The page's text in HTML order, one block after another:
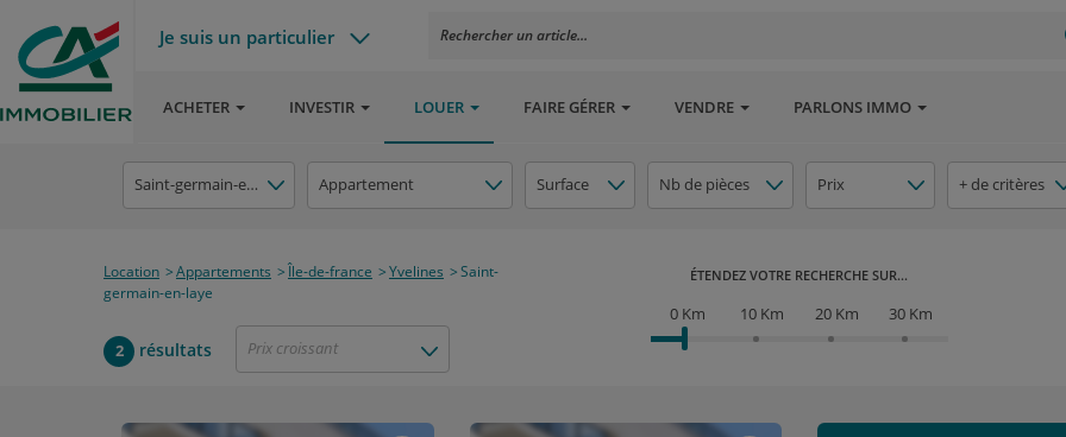
Je suis un particulier Rechercher un article...
ACHETER INVESTIR LOUER FAIRE GÉRER VENDRE PARLONS IMMO
Saint-germain-en-laye Appartement Surface Nb de pièces Prix + de critères
Location Appartements Île-de-france Yvelines
Saint-
germain-en-laye
2 résultats Prix croissant
ÉTENDEZ VOTRE RECHERCHE SUR...
0 Km 10 Km 20 Km 30 Km